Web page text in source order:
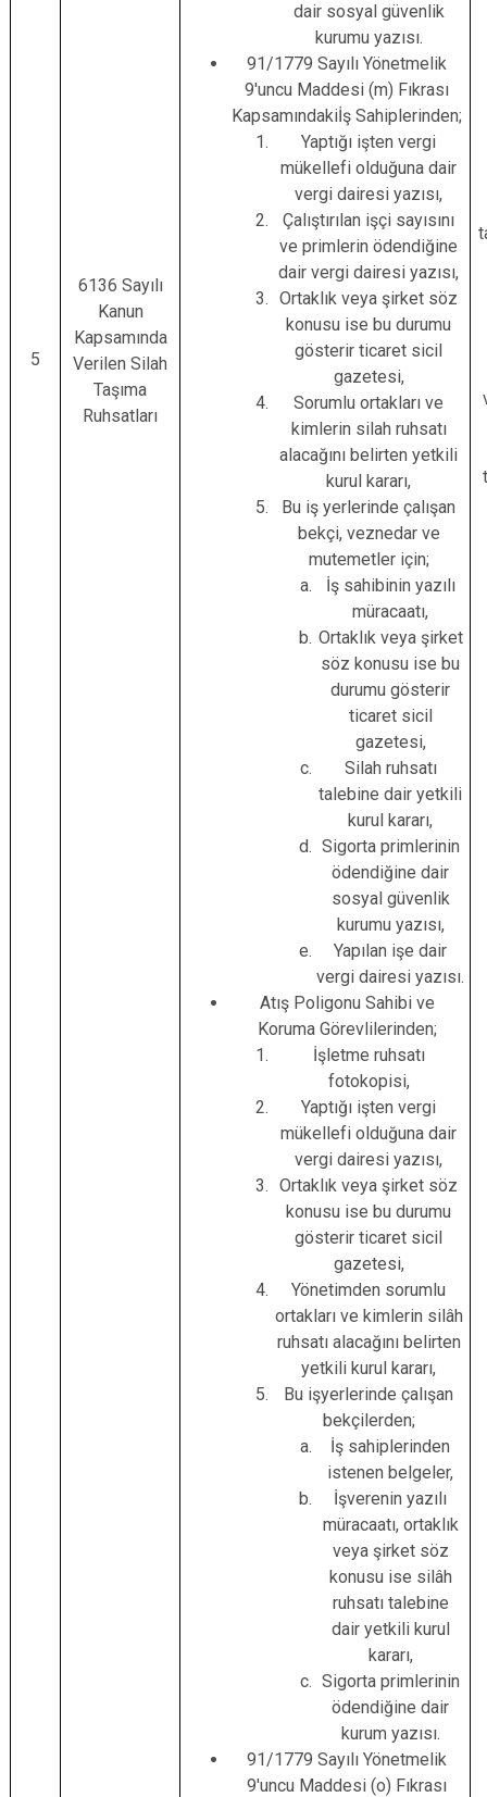
5
6136 Sayılı
Kanun
Kapsamında
Verilen Silah
Taşıma
Ruhsatları
dair sosyal güvenlik
kurumu yazısı.
91/1779 Sayılı Yönetmelik
9'uncu Maddesi (m) Fıkrası
Kapsamındakiİş Sahiplerinden;
Yaptığı işten vergi
mükellefi olduğuna dair
vergi dairesi yazısı,
Çalıştırılan işçi sayısını
ve primlerin ödendiğine
dair vergi dairesi yazısı,
Ortaklık veya şirket söz
konusu ise bu durumu
gösterir ticaret sicil
gazetesi,
Sorumlu ortakları ve
kimlerin silah ruhsatı
alacağını belirten yetkili
kurul kararı,
Bu iş yerlerinde çalışan
bekçi, veznedar ve
mutemetler için;
İş sahibinin yazılı
müracaatı,
Ortaklık veya şirket
söz konusu ise bu
durumu gösterir
ticaret sicil
gazetesi,
Silah ruhsatı
talebine dair yetkili
kurul kararı,
Sigorta primlerinin
ödendiğine dair
sosyal güvenlik
kurumu yazısı,
Yapılan işe dair
vergi dairesi yazısı.
Atış Poligonu Sahibi ve
Koruma Görevlilerinden;
İşletme ruhsatı
fotokopisi,
Yaptığı işten vergi
mükellefi olduğuna dair
vergi dairesi yazısı,
Ortaklık veya şirket söz
konusu ise bu durumu
gösterir ticaret sicil
gazetesi,
Yönetimden sorumlu
ortakları ve kimlerin silâh
ruhsatı alacağını belirten
yetkili kurul kararı,
Bu işyerlerinde çalışan
bekçilerden;
İş sahiplerinden
istenen belgeler,
İşverenin yazılı
müracaatı, ortaklık
veya şirket söz
konusu ise silâh
ruhsatı talebine
dair yetkili kurul
kararı,
Sigorta primlerinin
ödendiğine dair
kurum yazısı.
91/1779 Sayılı Yönetmelik
9'uncu Maddesi (o) Fıkrası